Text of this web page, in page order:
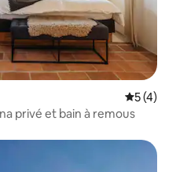
Note
5 (4)
privé et bain à remous